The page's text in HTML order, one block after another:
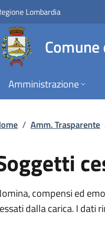
Lombardia
Amministrazione
/ Amm. Trasparente
compensi ed
dalla carica. I dati